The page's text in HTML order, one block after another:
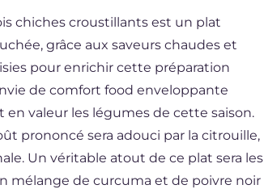
chiches croustillants est un plat
grâce aux saveurs chaudes et
pour enrichir cette préparation
de comfort food enveloppante
valeur les légumes de cette saison.
prononcé sera adouci par la citrouille,
Un véritable atout de ce plat sera les
mélange de curcuma et de poivre noir